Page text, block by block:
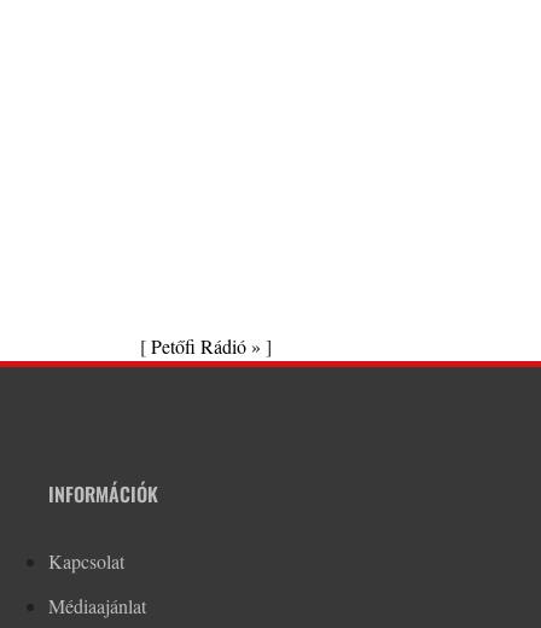
[Petőfi Rádió » ]
INFORMÁCIÓK
Kapcsolat
Médiaajánlat